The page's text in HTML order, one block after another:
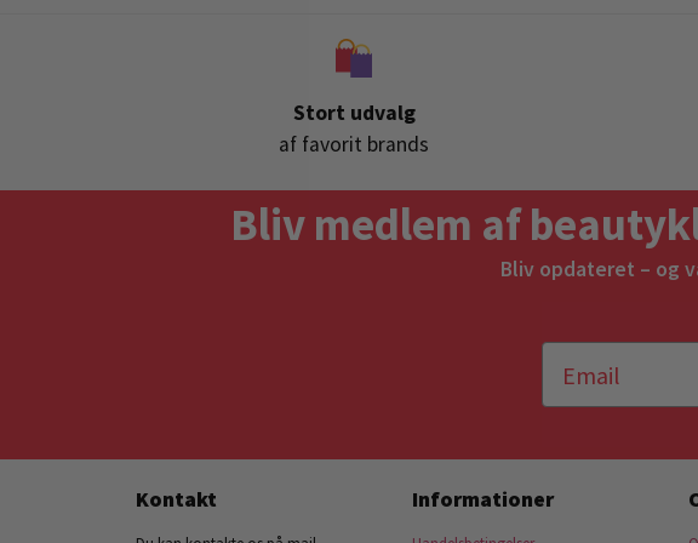
Stort udvalg
af favorit brands
Bliv medlem af
Bliv opdateret – og
Kontakt Informationer